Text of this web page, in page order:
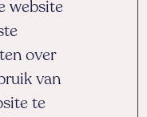
website
over
van
te